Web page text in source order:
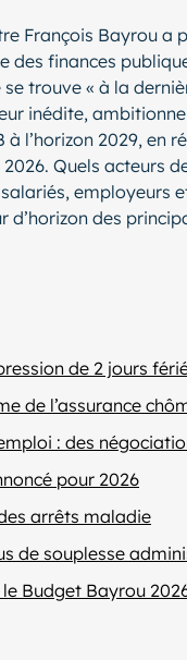
François Bayrou a
des finances
se trouve « à la
inédite,
l’horizon 2029, en
2026. Quels acteurs
employeurs
d’horizon des
de 2 jours
de l’assurance
: des
pour 2026
arrêts maladie
de souplesse
Budget Bayrou